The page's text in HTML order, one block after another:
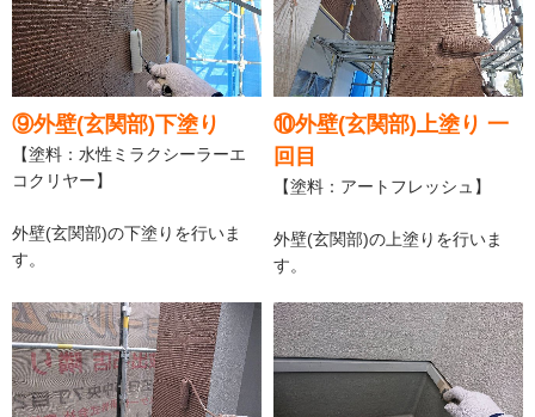
⑨外壁(玄関部)下塗り
【塗料：水性ミラクシーラーエ
コクリヤー】
外壁(玄関部)の下塗りを行いま
す。
⑩外壁(玄関部)上塗り 一
回目
【塗料：アートフレッシュ】
外壁(玄関部)の上塗りを行いま
す。